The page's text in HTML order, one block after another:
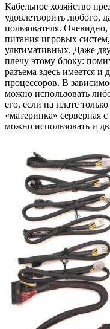
Кабельное хозяйство
удовлетворить любого,
пользователя.
питания игровых
ультимативных. Даже
плечу этому блоку:
разъема здесь имеется
процессоров. В
можно использовать
его, если на плате
«материнка» серверная
можно использовать и